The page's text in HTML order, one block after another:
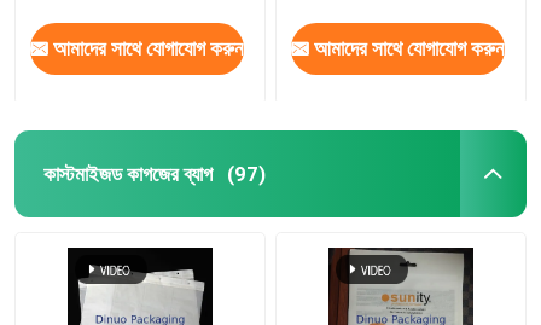
আমাদের সাথে যোগাযোগ করুন আমাদের সাথে যোগাযোগ করুন
কাস্টমাইজড কাগজের ব্যাগ (97)